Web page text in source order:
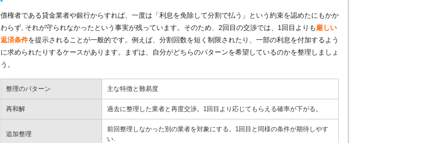
債権者である貸金業者や銀行からすれば、一度は「利息を免除して分割で払う」という約束を認めたにもかか
わらず, それが守られなかったという事実が残っています。そのため、2回目の交渉では、1回目よりも厳しい
返済条件を提示されることが一般的です。例えば、分割回数を短く制限されたり、一部の利息を付加するよう
に求められたりするケースがあります。まずは、自分がどちらのパターンを希望しているのかを整理しましょ
う。
整理のパターン 主な特徴と難易度
再和解 過去に整理した業者と再度交渉。1回目より応じてもらえる確率が下がる。
追加整理
前回整理しなかった別の業者を対象にする。1回目と同様の条件が期待しやす
い.